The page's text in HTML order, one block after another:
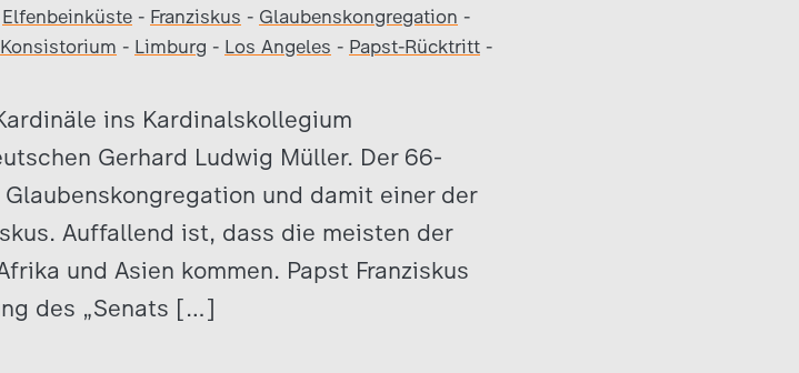
Elfenbeinküste - Franziskus - Glaubenskongregation -
Konsistorium - Limburg - Los Angeles - Papst-Rücktritt -
ins Kardinalskollegium
Gerhard Ludwig Müller. Der 66-
und damit einer der
Auffallend ist, dass die meisten der
und Asien kommen. Papst Franziskus
des „Senats […]